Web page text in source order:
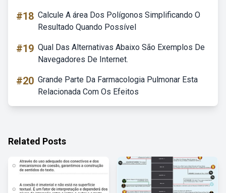
#18 Calcule A área Dos Polígonos Simplificando O
Resultado Quando Possível
#19 Qual Das Alternativas Abaixo São Exemplos De
Navegadores De Internet.
#20 Grande Parte Da Farmacologia Pulmonar Esta
Relacionada Com Os Efeitos
Related Posts